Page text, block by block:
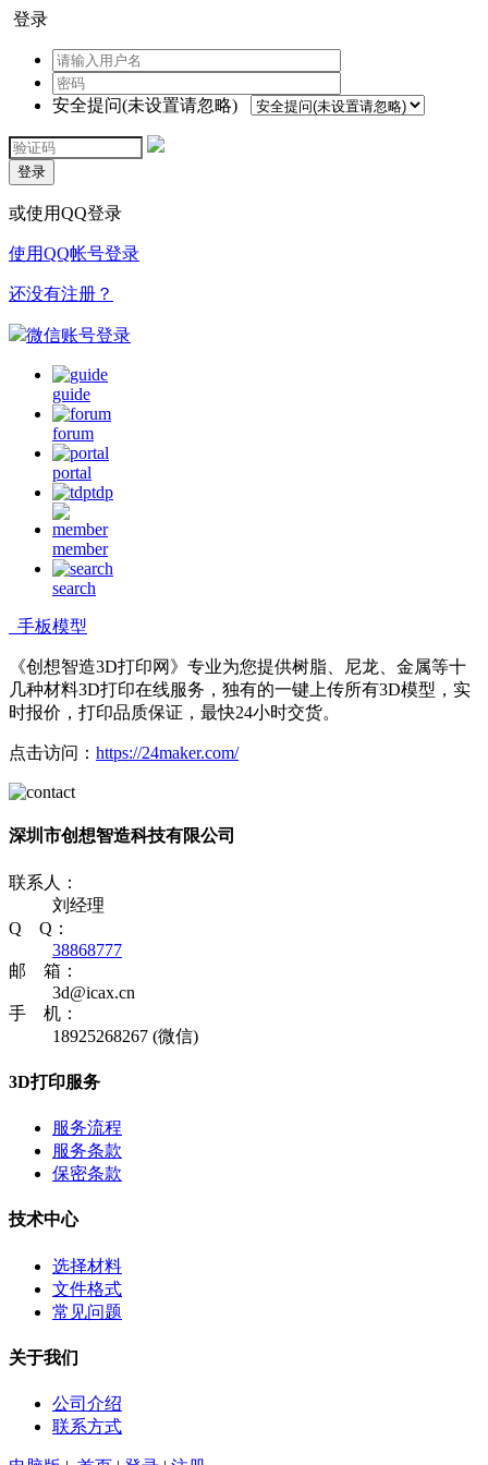
登录
安全提问(未设置请忽略)
登录
或使用QQ登录
使用QQ帐号登录
还没有注册？
微信账号登录
guide
forum
portal
tdp
member
search
手板模型
《创想智造3D打印网》专业为您提供树脂、尼龙、金属等十
几种材料3D打印在线服务，独有的一键上传所有3D模型，实
时报价，打印品质保证，最快24小时交货。
点击访问： https://24maker.com/
深圳市创想智造科技有限公司
联系人：
刘经理
Q Q：
38868777
邮 箱：
3d@icax.cn
手 机：
18925268267 (微信)
3D打印服务
服务流程
服务条款
保密条款
技术中心
选择材料
文件格式
常见问题
关于我们
公司介绍
联系方式